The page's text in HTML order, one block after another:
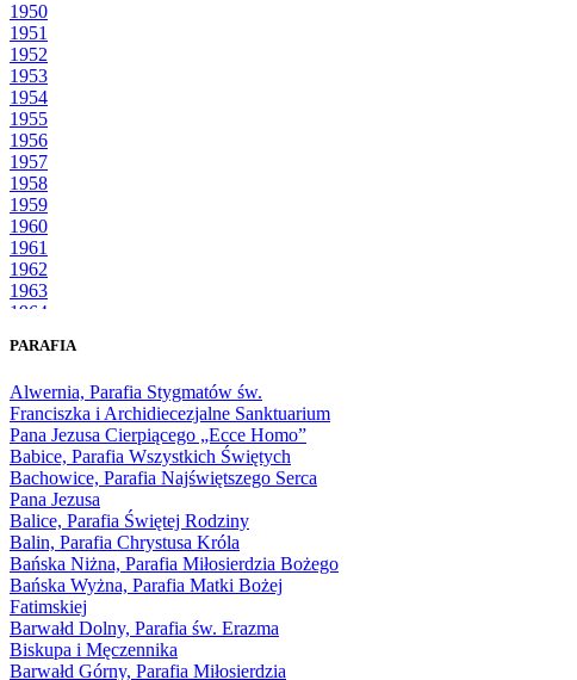
1950
1951
1952
1953
1954
1955
1956
1957
1958
1959
1960
1961
1962
1963
1964
1966
1968
1969
1970
1971
1972
1973
1974
1975
1976
1977
1978
1979
1980
PARAFIA
Alwernia, Parafia Stygmatów św.
Franciszka i Archidiecezjalne Sanktuarium
Pana Jezusa Cierpiącego „Ecce Homo”
Babice, Parafia Wszystkich Świętych
Bachowice, Parafia Najświętszego Serca
Pana Jezusa
Balice, Parafia Świętej Rodziny
Balin, Parafia Chrystusa Króla
Bańska Niżna, Parafia Miłosierdzia Bożego
Bańska Wyżna, Parafia Matki Bożej
Fatimskiej
Barwałd Dolny, Parafia św. Erazma
Biskupa i Męczennika
Barwałd Górny, Parafia Miłosierdzia